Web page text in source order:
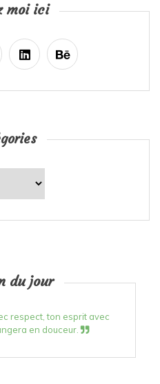
moi ici
du jour
respect, ton esprit avec
en douceur.